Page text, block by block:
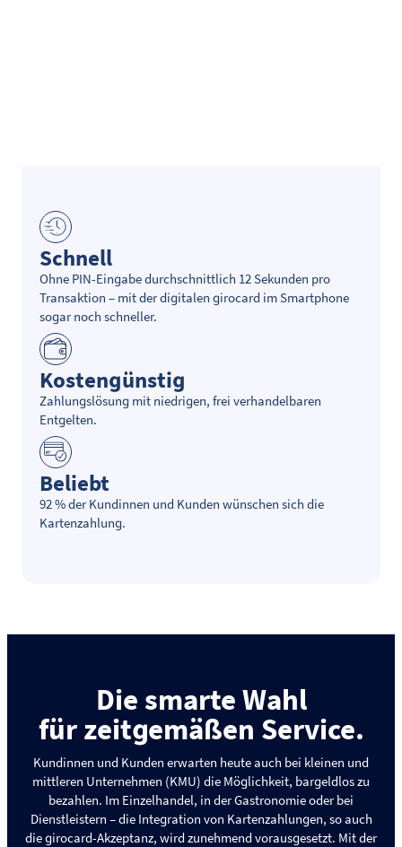
Schnell
Ohne PIN-Eingabe durchschnittlich 12 Sekunden pro
Transaktion – mit der digitalen girocard im Smartphone
sogar noch schneller.
Kostengünstig
Zahlungslösung mit niedrigen, frei verhandelbaren
Entgelten.
Beliebt
92 % der Kundinnen und Kunden wünschen sich die
Kartenzahlung.
Die smarte Wahl
für zeitgemäßen Service.
Kundinnen und Kunden erwarten heute auch bei kleinen und
mittleren Unternehmen (KMU) die Möglichkeit, bargeldlos zu
bezahlen. Im Einzelhandel, in der Gastronomie oder bei
Dienstleistern – die Integration von Kartenzahlungen, so auch
die girocard-Akzeptanz, wird zunehmend vorausgesetzt. Mit der